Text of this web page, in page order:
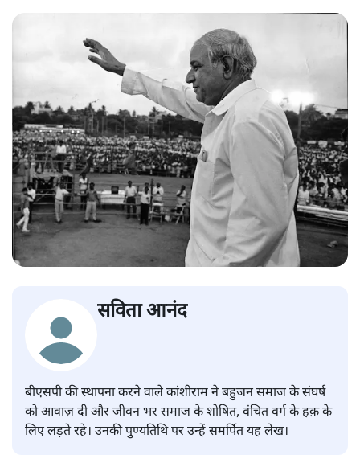
सविता आनंद
बीएसपी की स्थापना करने वाले कांशीराम ने बहुजन समाज के संघर्ष
को आवाज़ दी और जीवन भर समाज के शोषित, वंचित वर्ग के हक़ के
लिए लड़ते रहे। उनकी पुण्यतिथि पर उन्हें समर्पित यह लेख।